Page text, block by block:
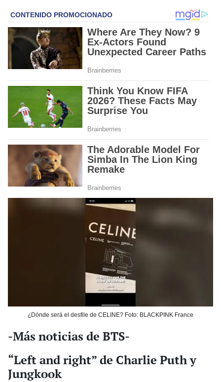
¿Dónde será el desfile de CELINE? Foto: BLACKPINK France
-Más noticias de BTS-
“Left and right” de Charlie Puth y
Jungkook